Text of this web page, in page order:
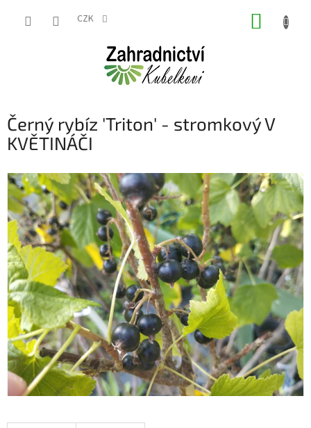
CZK
Černý rybíz 'Triton' - stromkový V
KVĚTINÁČI